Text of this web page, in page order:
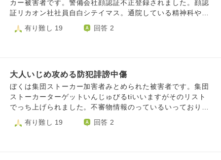
る福祉やグループホームや精神科や同級生やれましたこの人
たち公安協力者です行政市民かんしている確認法法まであり
ます行政車両つかいまし場合行政ぼく監視しているしょうこ
駅構内の出入り口付近まで歩いて何気なく後ろを見るとさっ
い歩いてました。 待ち合わせ時間にじゅうぶん間に合い改
た。 例の女性を見るとこっちに向かって歩いて来てて体感3
メートルくらい？まで女性が近づいてきたんです。 先に戻
ってる人たちの一人が私に［何見た？何か買った？］と話し
かけてきて彼女のほうを向いて［何も買わなかった］と答え
ました。 また不審な女性がいるほうを見てみると元来た道
を全速力で走って戻っていく女性の後ろ姿が見えました。
傷受けます。自宅防犯パトロール宅配通過する不審者登録嫌
た。頻繁トラック遭遇するのは防犯しょうした嫌がらせで
さしたゴミ拾い嫌がらせ不審者登録嫌がらせおやや鉄道会社
清掃員撮り鉄していたらやれました。コンビニやファミレス
や商業施設や通院精神科などアラユル場所施設トラック頻繁
する防犯嫌がらせお金目当てかんよしています。駅員頻繁す
元自治会役員頻繁トラックする防犯嫌がらせ関与していま
カー被害者です。警備会社顔認証不正登録されました。顔認
証リカオン社社員自白シテイマス。通院している精神科や家
族も嫌がらせ加担しています。トラック頻繁とおる集団スト
ーカーですこの嫌がらせ加担していたのはオリンタルベーカ
も知らないうんそや頻繁とおる集ストうけました。このトラ
ック頻繁ほてるコンビニや駅待っているときや撮り鉄してい
るときや電車まっているときやロータリ商業施設待っている
ときヤレマシタ。証拠撮影シテイマス。親もわざとみえるよ
いじめ主犯格や現在自治会役員同級生ところにも止まってい
有り難し 19 回答 2
大人いじめ攻める防犯誹謗中傷
ぼくは集団ストーカー加害者みとめられた被害者です。集団
ストーカーターゲットいんじゅびるtiいいますがそのリスト
でっち上げられました。不審物情報のっているいっており行
政防犯関係者事件でっち上げ誹謗中傷する嫌がらせうけてい
ます。父親と母親虐待うけておりだれも見方いません。ぼく
有り難し 19 回答 2